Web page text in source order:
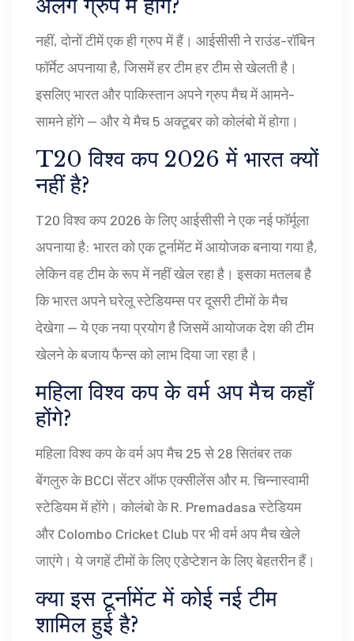
अलग ग्रुप में होंगे?
नहीं, दोनों टीमें एक ही ग्रुप में हैं। आईसीसी ने राउंड-रॉबिन
फॉर्मेट अपनाया है, जिसमें हर टीम हर टीम से खेलती है।
इसलिए भारत और पाकिस्तान अपने ग्रुप मैच में आमने-
सामने होंगे — और ये मैच 5 अक्टूबर को कोलंबो में होगा।
T20 विश्व कप 2026 में भारत क्यों
नहीं है?
T20 विश्व कप 2026 के लिए आईसीसी ने एक नई फॉर्मूला
अपनाया है: भारत को एक टूर्नामेंट में आयोजक बनाया गया है,
लेकिन वह टीम के रूप में नहीं खेल रहा है। इसका मतलब है
कि भारत अपने घरेलू स्टेडियम्स पर दूसरी टीमों के मैच
देखेगा — ये एक नया प्रयोग है जिसमें आयोजक देश की टीम
खेलने के बजाय फैन्स को लाभ दिया जा रहा है।
महिला विश्व कप के वर्म अप मैच कहाँ
होंगे?
महिला विश्व कप के वर्म अप मैच 25 से 28 सितंबर तक
बेंगलुरु के BCCI सेंटर ऑफ एक्सीलेंस और म. चिन्नास्वामी
स्टेडियम में होंगे। कोलंबो के R. Premadasa स्टेडियम
और Colombo Cricket Club पर भी वर्म अप मैच खेले
जाएंगे। ये जगहें टीमों के लिए एडेप्टेशन के लिए बेहतरीन हैं।
क्या इस टूर्नामेंट में कोई नई टीम
शामिल हुई है?